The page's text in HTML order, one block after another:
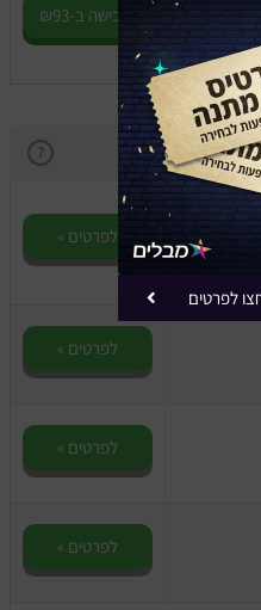
לרכישה ב-₪93
?
-
לפרטים »
לפרטים »
לפרטים »
לפרטים »
לפרטים